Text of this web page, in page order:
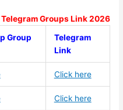
Groups Link 2026
Group
Telegram
Link
Click here
Click here